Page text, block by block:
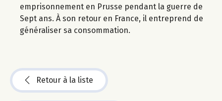
emprisonnement en Prusse pendant la guerre de
Sept ans. À son retour en France, il entreprend de
généraliser sa consommation.
Retour à la liste